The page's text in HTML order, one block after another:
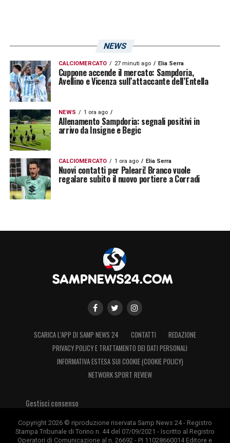
NEWS
CALCIOMERCATO 27 minuti ago Elia Serra
Cuppone accende il mercato: Sampdoria,
Avellino e Vicenza sull’attaccante dell’Entella
NEWS 1 ora ago
Allenamento Sampdoria: segnali positivi in
arrivo da Insigne e Begic
CALCIOMERCATO 1 ora ago Elia Serra
Nuovi contatti per Paleari! Branco vuole
regalare subito il nuovo portiere a Corradi
SCARICA L’APP DI SAMP NEWS 24 CONTATTI
REDAZIONE
PRIVACY POLICY E TRATTAMENTO DEI DATI PERSONALI
INFORMATIVA ESTESA SUI COOKIE (COOKIE POLICY)
NETWORK SPORT REVIEW
Gestisci consenso
Copyright 2026 © riproduzione riservata Samp News 24 - Registro
Stampa Tribunale di Torino n. 44 del 07/09/2021 - Iscritto al Registro
Operatori di Comunicazione al n. 26692 - PI 11028660014 Editore e